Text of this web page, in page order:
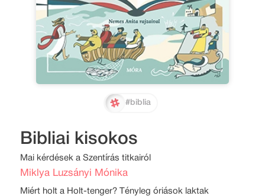
#biblia
Bibliai kisokos
Mai kérdések a Szentírás titkairól
Miklya Luzsányi Mónika
Miért holt a Holt-tenger? Tényleg óriások laktak